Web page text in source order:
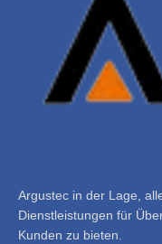
Argustec in der Lage,
Dienstleistungen für
Kunden zu bieten.